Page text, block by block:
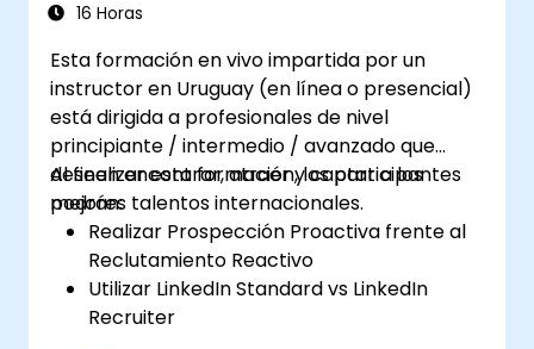
16 Horas
Esta formación en vivo impartida por un
instructor en Uruguay (en línea o presencial)
está dirigida a profesionales de nivel
principiante / intermedio / avanzado que
deseen encontrar, atraer y captar a los
mejores talentos internacionales.
Al finalizar esta formación, los participantes
podrán:
Realizar Prospección Proactiva frente al
Reclutamiento Reactivo
Utilizar LinkedIn Standard vs LinkedIn
Recruiter